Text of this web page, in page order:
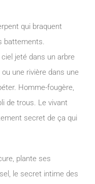
qui braquent
battements.
ciel jeté dans un arbre
une rivière dans une
Homme-fougère,
de trous. Le vivant
secret de ça qui
plante ses
le secret intime des